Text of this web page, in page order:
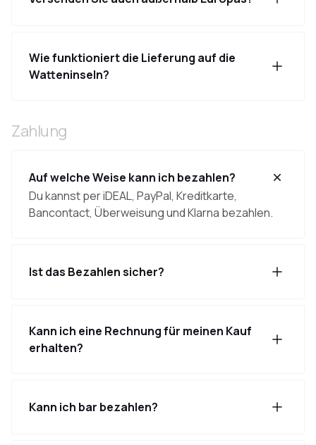
Wie funktioniert die Lieferung auf die
Watteninseln?
Zahlung
Auf welche Weise kann ich bezahlen?
Du kannst per iDEAL, PayPal, Kreditkarte,
Bancontact, Überweisung und Klarna bezahlen.
Ist das Bezahlen sicher?
Kann ich eine Rechnung für meinen Kauf
erhalten?
Kann ich bar bezahlen?